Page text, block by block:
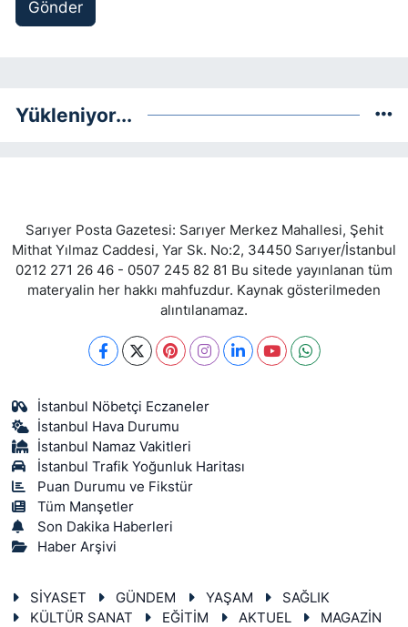
Gönder
Yükleniyor...
Sarıyer Posta Gazetesi: Sarıyer Merkez Mahallesi, Şehit
Mithat Yılmaz Caddesi, Yar Sk. No:2, 34450 Sarıyer/İstanbul
0212 271 26 46 - 0507 245 82 81 Bu sitede yayınlanan tüm
materyalin her hakkı mahfuzdur. Kaynak gösterilmeden
alıntılanamaz.
İstanbul Nöbetçi Eczaneler
İstanbul Hava Durumu
İstanbul Namaz Vakitleri
İstanbul Trafik Yoğunluk Haritası
Puan Durumu ve Fikstür
Tüm Manşetler
Son Dakika Haberleri
Haber Arşivi
SİYASET GÜNDEM YAŞAM
SAĞLIK
KÜLTÜR SANAT
EĞİTİM AKTUEL MAGAZİN